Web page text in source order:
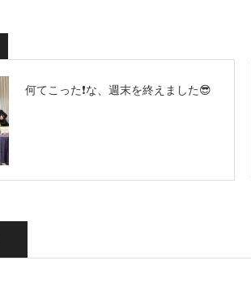
何てこった❗️な、週末を終えました😎